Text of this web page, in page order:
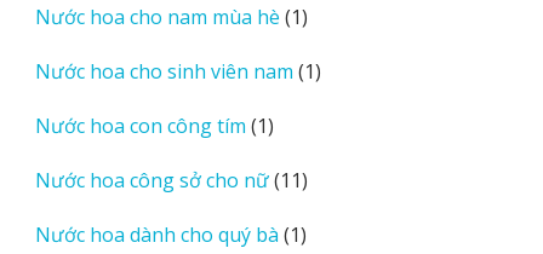
Nước hoa cho nam mùa hè 11
phẩm
Nước hoa cho sinh viên nam 11
Nước hoa con công tím 11
phẩm
Nước hoa công sở cho nữ 1111
phẩm
Nước hoa dành cho quý bà 11